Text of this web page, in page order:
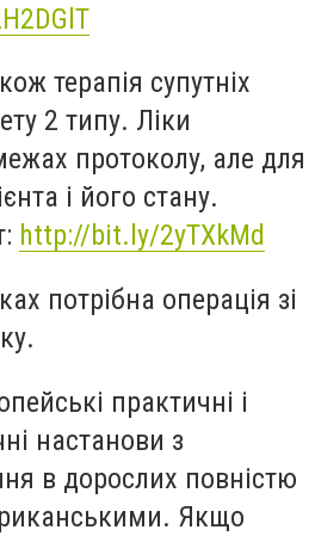
терапія супутніх
2 типу. Ліки
протоколу, але для
і його стану.
http://bit.ly/2yTXkMd
потрібна операція зі
практичні і
настанови з
в дорослих повністю
Якщо